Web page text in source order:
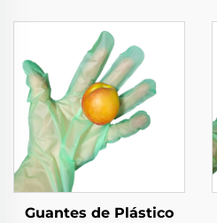
Guantes de Plástico